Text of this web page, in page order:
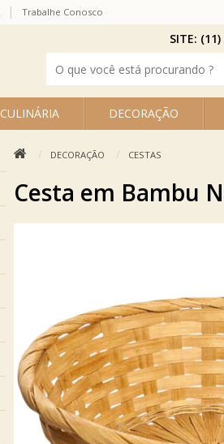
Trabalhe Conosco
CULINÁRIA DECORAÇÃO
SITE:
DECORAÇÃO CESTAS
Cesta em Bambu